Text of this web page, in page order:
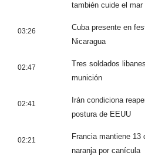
también cuide el mar
03:26
Cuba presente en
Nicaragua
02:47
Tres soldados
munición
02:41
Irán condiciona
postura de EEUU
02:21
Francia mantiene 13
naranja por canícula